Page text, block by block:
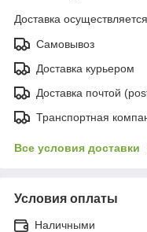
Доставка
Самовывоз
Доставка курьером
Доставка почтой
Транспортная
Все условия доставки
Условия оплаты
Наличными